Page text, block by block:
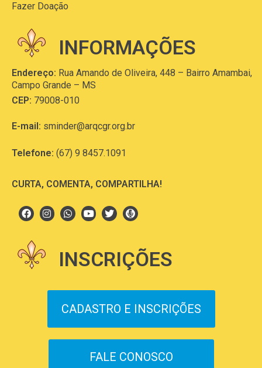
Fazer Doação
INFORMAÇÕES
Endereço: Rua Amando de Oliveira, 448 – Bairro Amambai,
Campo Grande – MS
CEP: 79008-010
E-mail: sminder@arqcgr.org.br
Telefone: (67) 9 8457.1091
CURTA, COMENTA, COMPARTILHA!
INSCRIÇÕES
CADASTRO E INSCRIÇÕES
FALE CONOSCO